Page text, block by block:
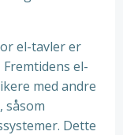
el-tavler er
el-
med andre
såsom
Dette